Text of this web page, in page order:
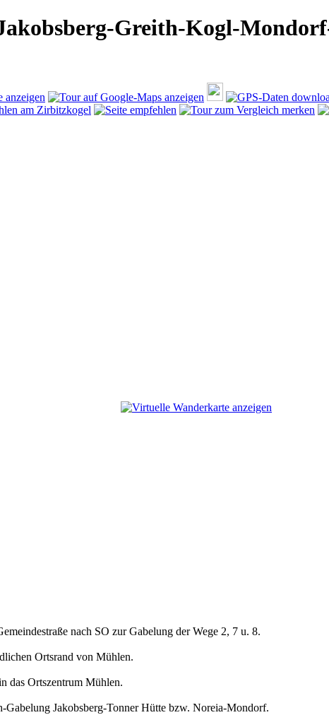
Greith-Kogl-
nach SO zur Gabelung der Wege 2, 7 u. 8.
Ortsrand von Mühlen.
das Ortszentrum Mühlen.
Jakobsberg-Tonner Hütte bzw. Noreia-Mondorf.